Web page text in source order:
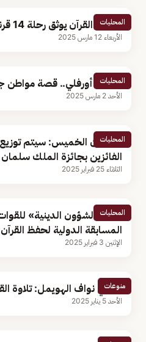
المحليات
متحف القرآن يوثق رحلة 14 قرناً من العناية بكتاب الله
الأربعاء 12 مارس 2025
المحليات
حسين أورفلي.. قصة مواطن جمع 214 مصحفًا
الأحد 2 مارس 2025
المحليات
الفائزين بجائزة الملك
الثلاثاء 25 فبراير 2025
المحليات
مدير «الشؤون الدينية»
المسابقة الدولية لحفظ القرآن
الإثنين 3 فبراير 2025
منوعات
الراوي نواف الهويمل: تلاوة
الأحد 5 يناير 2025